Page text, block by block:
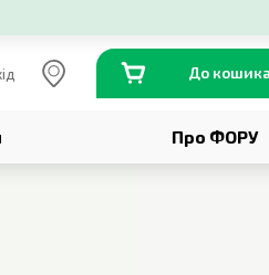
До кошика
Про ФОРУ